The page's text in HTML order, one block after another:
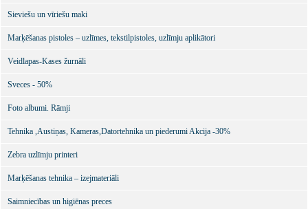
Sieviešu un vīriešu maki
Marķēšanas pistoles – uzlīmes, tekstilpistoles, uzlīmju aplikātori
Veidlapas-Kases žurnāli
Sveces - 50%
Foto albumi. Rāmji
Tehnika ,Austiņas, Kameras,Datortehnika un piederumi Akcija -30%
Zebra uzlīmju printeri
Marķēšanas tehnika – izejmateriāli
Saimniecības un higiēnas preces